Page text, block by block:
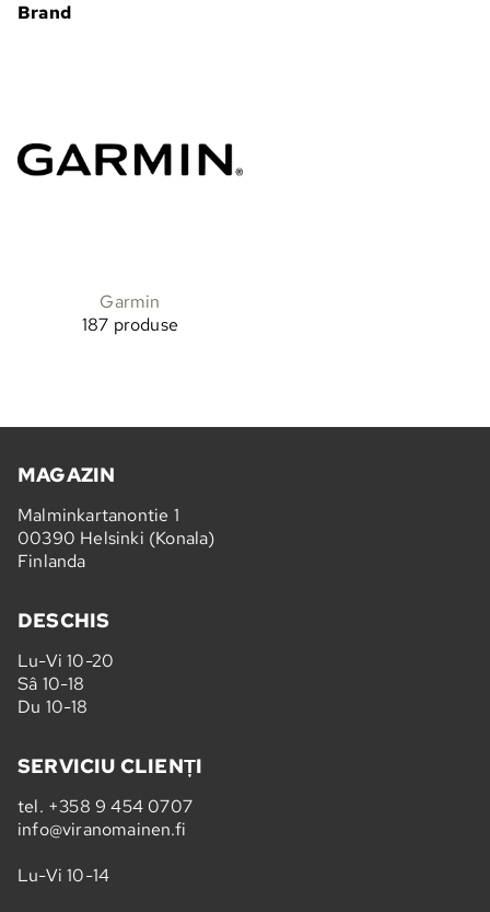
Brand
Garmin
187 produse
MAGAZIN
Malminkartanontie 1
00390 Helsinki (Konala)
Finlanda
DESCHIS
Lu-Vi 10-20
Sâ 10-18
Du 10-18
SERVICIU CLIENȚI
tel. +358 9 454 0707
info@viranomainen.fi
Lu-Vi 10-14